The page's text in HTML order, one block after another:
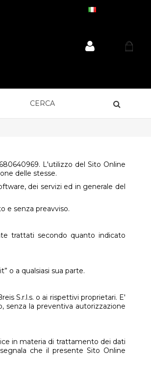
. L'utilizzo del Sito Online
delle stesse.
dei servizi ed in generale del
e senza preavviso.
trattati secondo quanto indicato
o a qualsiasi sua parte.
S.r.l.s. o ai rispettivi proprietari. E'
senza la preventiva autorizzazione
in materia di trattamento dei dati
che il presente Sito Online